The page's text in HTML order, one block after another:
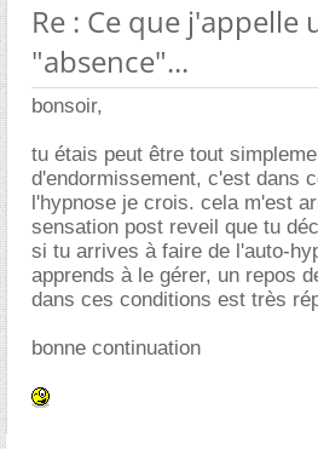
Re : Ce que j'appelle
"absence"...
bonsoir,
tu étais peut être tout
d'endormissement, c'est dans
l'hypnose je crois. cela m'est
sensation post reveil que tu
si tu arrives à faire de l'auto-
apprends à le gérer, un repos
dans ces conditions est très
bonne continuation